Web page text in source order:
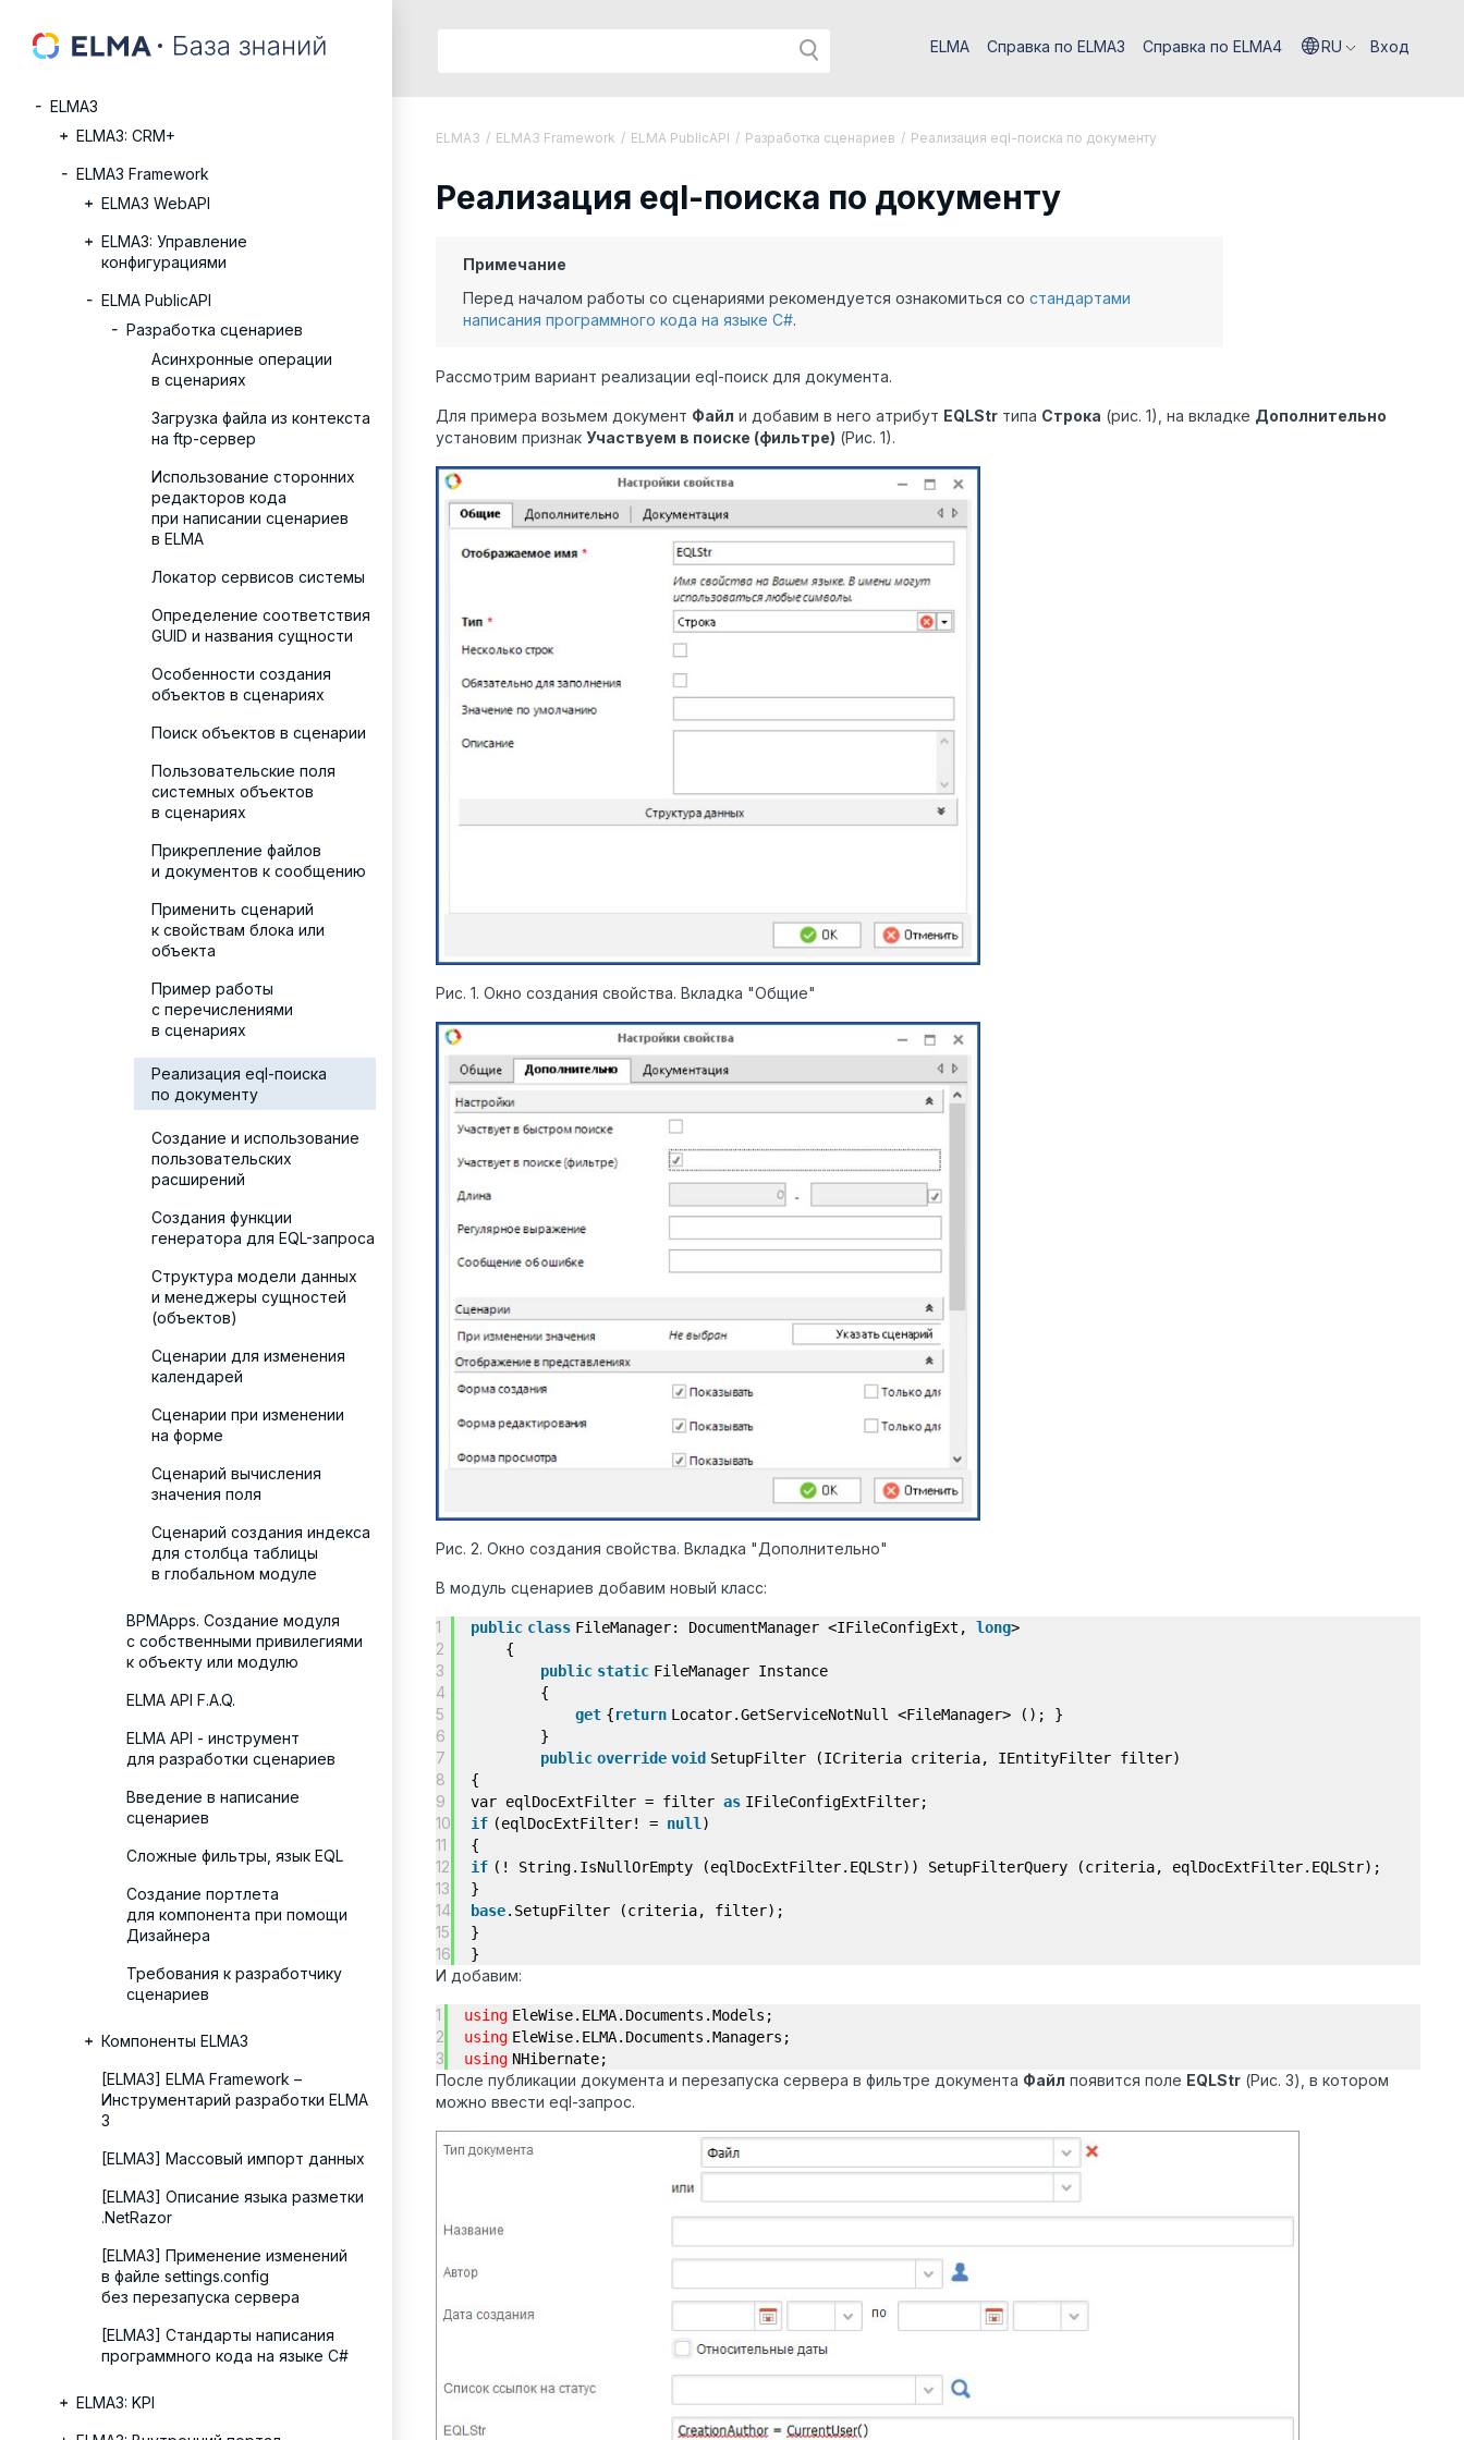
ELMA3
ELMA3: CRM+
ELMA3 Framework
ELMA3 WebAPI
ELMA3: Управление
конфигурациями
ELMA PublicAPI
Разработка сценариев
Асинхронные операции
в сценариях
Загрузка файла из контекста
на ftp-сервер
Использование сторонних
редакторов кода
при написании сценариев
в ELMA
Локатор сервисов системы
Определение соответствия
GUID и названия сущности
Особенности создания
объектов в сценариях
Поиск объектов в сценарии
Пользовательские поля
системных объектов
в сценариях
Прикрепление файлов
и документов к сообщению
Применить сценарий
к свойствам блока или
объекта
Пример работы
с перечислениями
в сценариях
Реализация eql-поиска
по документу
Создание и использование
пользовательских
расширений
Создания функции
генератора для EQL-запроса
Структура модели данных
и менеджеры сущностей
(объектов)
Сценарии для изменения
календарей
Сценарии при изменении
на форме
Сценарий вычисления
значения поля
Сценарий создания индекса
для столбца таблицы
в глобальном модуле
BPMApps. Создание модуля
с собственными привилегиями
к объекту или модулю
ELMA API F.A.Q.
ELMA API - инструмент
для разработки сценариев
Введение в написание
сценариев
Сложные фильтры, язык EQL
Создание портлета
для компонента при помощи
Дизайнера
Требования к разработчику
сценариев
Компоненты ELMA3
[ELMA3] ELMA Framework –
Инструментарий разработки ELMA
3
[ELMA3] Массовый импорт данных
[ELMA3] Описание языка разметки
.NetRazor
[ELMA3] Применение изменений
в файле settings.config
без перезапуска сервера
[ELMA3] Стандарты написания
программного кода на языке C#
ELMA3: KPI
ELMA Справка по ELMA3 Справка по ELMA4 RU Вход
ELMA3 / ELMA3 Framework / ELMA PublicAPI / Разработка сценариев / Реализация eql-поиска по документу
Реализация eql-поиска по документу
Примечание
Перед началом работы со сценариями рекомендуется ознакомиться со стандартами
написания программного кода на языке C#.
Рассмотрим вариант реализации eql-поиск для документа.
Для примера возьмем документ Файл и добавим в него атрибут EQLStr типа Строка (рис. 1), на вкладке Дополнительно
установим признак Участвуем в поиске (фильтре) (Рис. 1).
Рис. 1. Окно создания свойства. Вкладка "Общие"
Рис. 2. Окно создания свойства. Вкладка "Дополнительно"
В модуль сценариев добавим новый класс:
1
2
3
4
5
6
7
8
9
10
11
12
13
14
15
16
public class FileManager: DocumentManager <IFileConfigExt, long>
{
public static FileManager Instance
{
get {return Locator.GetServiceNotNull <FileManager> (); }
}
public override void SetupFilter (ICriteria criteria, IEntityFilter filter)
{
var eqlDocExtFilter = filter as IFileConfigExtFilter;
if (eqlDocExtFilter! = null)
{
if (! String.IsNullOrEmpty (eqlDocExtFilter.EQLStr)) SetupFilterQuery (criteria, eqlDocExtFilter.EQLStr);
}
base.SetupFilter (criteria, filter);
}
}
И добавим:
1
2
3
using EleWise.ELMA.Documents.Models;
using EleWise.ELMA.Documents.Managers;
using NHibernate;
После публикации документа и перезапуска сервера в фильтре документа Файл появится поле EQLStr (Рис. 3), в котором
можно ввести eql-запрос.